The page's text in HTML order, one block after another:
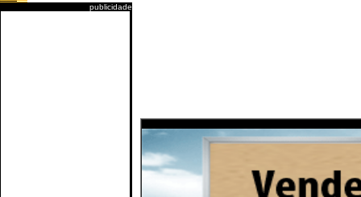
publicidade